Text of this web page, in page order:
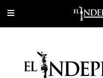
Portada Los Cabos